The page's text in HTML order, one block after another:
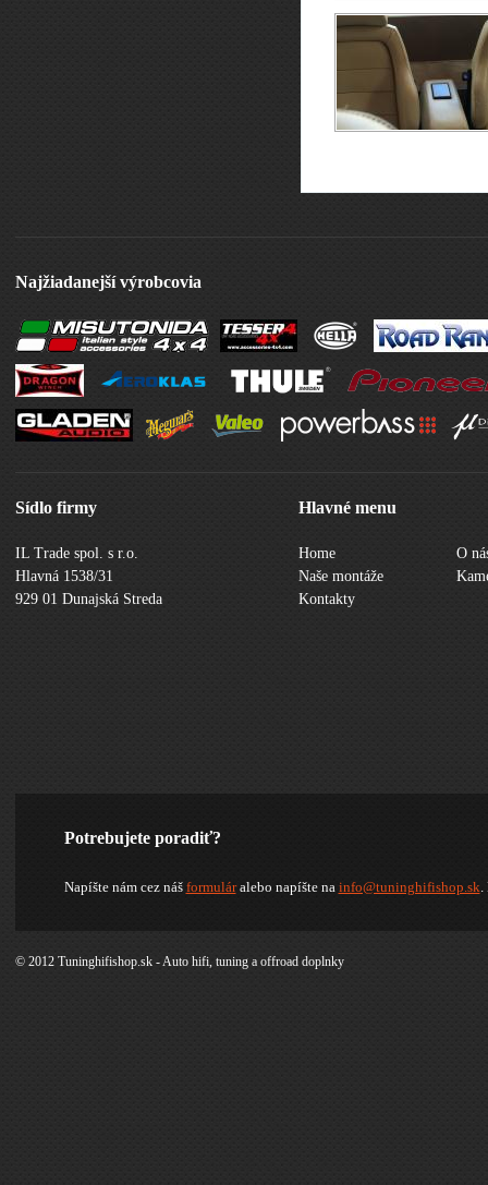
Najžiadanejší výrobcovia
Sídlo firmy
IL Trade spol. s r.o.
Hlavná 1538/31
929 01 Dunajská Streda
Hlavné menu
Home
O
Naše montáže
Kontakty
Potrebujete poradiť?
Napíšte nám cez náš formuláralebo napíšte na info@tuninghifishop.sk.
© 2012 Tuninghifishop.sk - Auto hifi, tuning a offroad doplnky